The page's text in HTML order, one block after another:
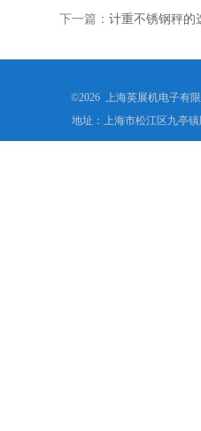
下一篇： 计重不锈钢秤的
©2026 上海英展机电子有
地址：上海市松江区九亭镇